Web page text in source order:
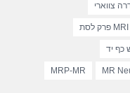
MRI פרק לסת
MR
MRP-MR